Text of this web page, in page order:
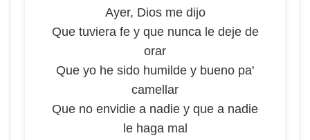
Ayer, Dios me dijo
Que tuviera fe y que nunca le deje de
orar
Que yo he sido humilde y bueno pa'
camellar
Que no envidie a nadie y que a nadie
le haga mal